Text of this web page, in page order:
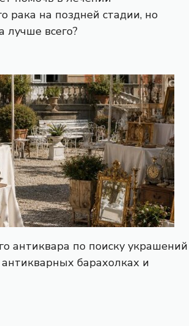
рака на поздней стадии, но
лучше всего?
антиквара по поиску украшений
барахолках и